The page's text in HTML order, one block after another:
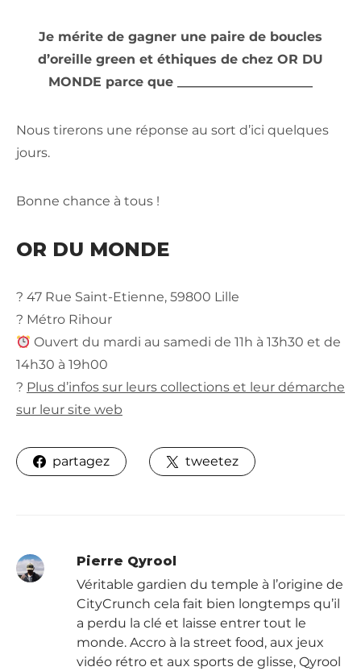
Je mérite de gagner une paire de boucles
d’oreille green et éthiques de chez OR DU
MONDE parce que _____________________
Nous tirerons une réponse au sort d’ici quelques
jours.
Bonne chance à tous !
OR DU MONDE
? 47 Rue Saint-Etienne, 59800 Lille
? Métro Rihour
Ouvert du mardi au samedi de 11h à 13h30 et de
14h30 à 19h00
? Plus d’infos sur leurs collections et leur démarche
sur leur site web
partagez tweetez
Pierre Qyrool
Véritable gardien du temple à l’origine de
CityCrunch cela fait bien longtemps qu’il
a perdu la clé et laisse entrer tout le
monde. Accro à la street food, aux jeux
vidéo rétro et aux sports de glisse, Qyrool